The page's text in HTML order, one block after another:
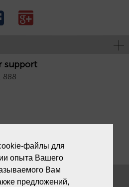
support
888
файлы для
опыта Вашего
Вам
предложений,